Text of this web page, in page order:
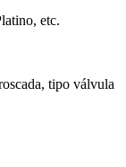
etc.
tipo válvula